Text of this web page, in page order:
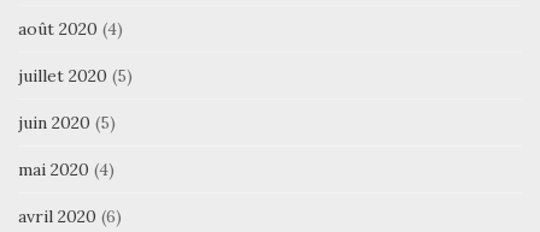
août 2020 (4)
juillet 2020 (5)
juin 2020 (5)
mai 2020 (4)
avril 2020 (6)